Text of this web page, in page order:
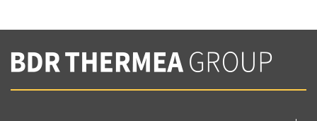
Вы соглашаетесь с нашей политикой
конфеденциальности